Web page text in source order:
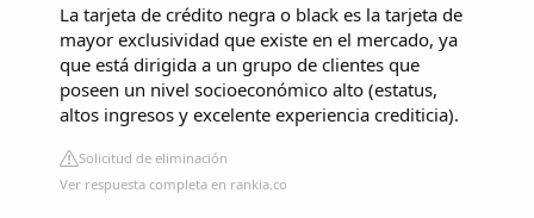
La tarjeta de crédito negra o black es la tarjeta de
mayor exclusividad que existe en el mercado, ya
que está dirigida a un grupo de clientes que
poseen un nivel socioeconómico alto (estatus,
altos ingresos y excelente experiencia crediticia).
Solicitud de eliminación
Ver respuesta completa en rankia.co